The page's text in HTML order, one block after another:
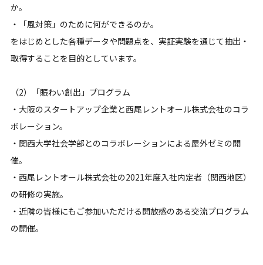
か。
・「風対策」のために何ができるのか。
をはじめとした各種データや問題点を、実証実験を通じて抽出・
取得することを目的としています。
（2）「賑わい創出」プログラム
・大阪のスタートアップ企業と西尾レントオール株式会社のコラ
ボレーション。
・関西大学社会学部とのコラボレーションによる屋外ゼミの開
催。
・西尾レントオール株式会社の2021年度入社内定者（関西地区）
の研修の実施。
・近隣の皆様にもご参加いただける開放感のある交流プログラム
の開催。